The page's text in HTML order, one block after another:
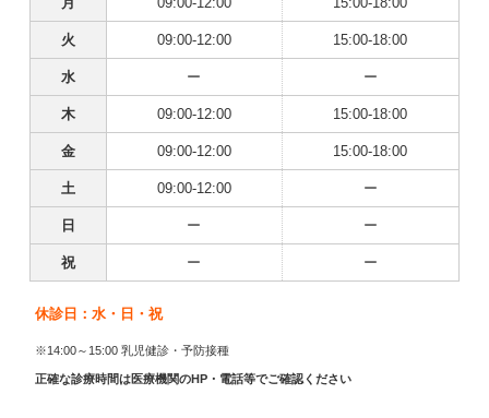
火 09:00-12:00 15:00-18:00
水 ー ー
木 09:00-12:00 15:00-18:00
金 09:00-12:00 15:00-18:00
土 09:00-12:00 ー
日 ー ー
祝 ー ー
休診日：水・日・祝
※14:00～15:00 乳児健診・予防接種
正確な診療時間は医療機関のHP・電話等でご確認ください